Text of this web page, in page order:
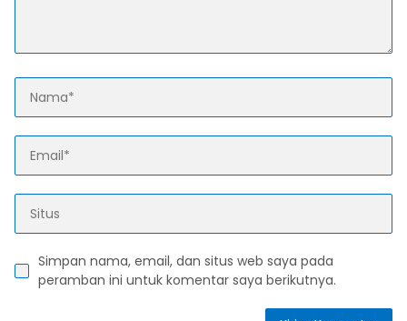
Simpan nama, email, dan situs web saya pada
peramban ini untuk komentar saya berikutnya.